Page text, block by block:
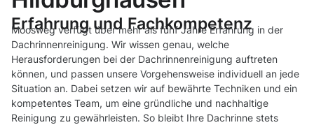
Erfahrung und Fachkompetenz
Moosweg verfügt über mehr als fünf Jahre Erfahrung in der
Dachrinnenreinigung. Wir wissen genau, welche
Herausforderungen bei der Dachrinnenreinigung auftreten
können, und passen unsere Vorgehensweise individuell an jede
Situation an. Dabei setzen wir auf bewährte Techniken und ein
kompetentes Team, um eine gründliche und nachhaltige
Reinigung zu gewährleisten. So bleibt Ihre Dachrinne stets